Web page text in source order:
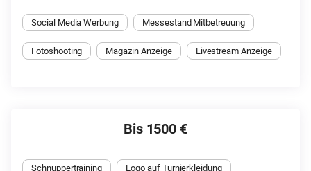
Social Media Werbung Messestand Mitbetreuung
Fotoshooting Magazin Anzeige Livestream Anzeige
Bis 1500 €
Schnuppertraining Logo auf Turnierkleidung